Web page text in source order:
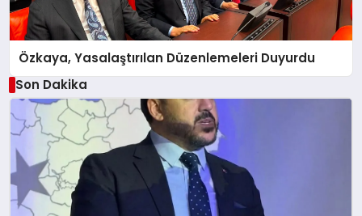
Özkaya, Yasalaştırılan Düzenlemeleri Duyurdu
Son Dakika